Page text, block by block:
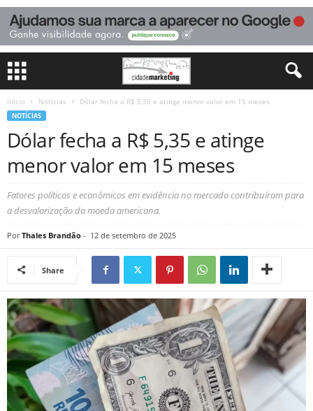
Início Notícias Dólar fecha a R$ 5,35 e atinge menor valor em 15 meses
NOTÍCIAS
Dólar fecha a R$ 5,35 e atinge
menor valor em 15 meses
Fatores políticos e econômicos em evidência no mercado contribuíram para
a desvalorização da moeda americana.
Por Thales Brandão - 12 de setembro de 2025
Share